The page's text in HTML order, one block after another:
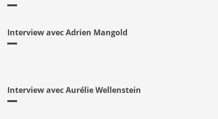
Interview avec Adrien Mangold
Interview avec Aurélie Wellenstein